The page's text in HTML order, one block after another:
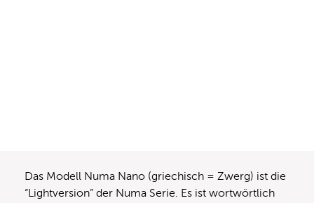
Das Modell Numa Nano (griechisch = Zwerg) ist die
“Lightversion” der Numa Serie. Es ist wortwörtlich